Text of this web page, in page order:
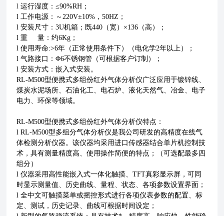
l 运行湿度：≤90%RH；
l 工作电源：～220V±10%，50HZ；
l 安装尺寸：3U机箱；既440（宽）×136（高）；
l 重 量：约6Kg；
l 使用寿命:>6年（正常使用条件下）（电化学2年以上）；
l 气路接口：Φ6不锈钢管（可根据客户订制）；
l 安装方式：嵌入式安装。
RL-M500型便携式多组份红外气体分析仪广泛应用于镀锌线、
煤炭水泥场所、石油化工、电石炉、液化天然气、冶金、电子
电力、环保等领域。
RL-M500型便携式多组份红外气体分析仪特点：
l RL-M500型多组分气体分析仪是我公司研发的高精度在线气
体检测分析仪器。该仪器均采用进口传感器结合单片机控制技
术，具有测量精度高、使用操作简便的特点；（可选配最多四
组分）
l 仪器采用高性能嵌入式一体化触摸、TFT真彩显示屏，可同
时显示测量值、历史曲线、量程、状态、各项参数设置界面；
l 全中文可触摸菜单或摇控形式进行各项仪表参数的配置、标
定、测试，历史记录、曲线可根据时间设定；